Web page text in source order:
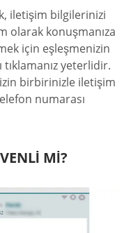
iletişim bilgilerinizi
olarak konuşmanıza
için eşleşmenizin
tıklamanız yeterlidir.
birbirinizle iletişim
numarası
MI?